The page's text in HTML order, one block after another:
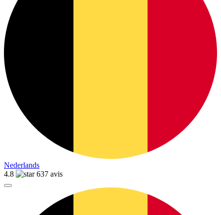
Nederlands
4.8
637 avis